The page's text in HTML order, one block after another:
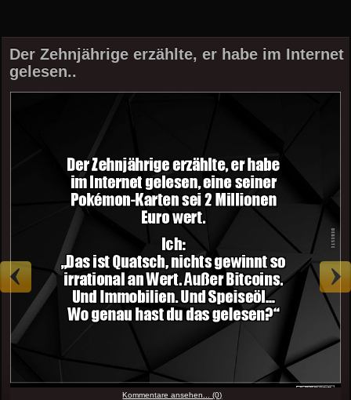
Der Zehnjährige erzählte, er habe im Internet
gelesen..
Kommentare ansehen... (0)